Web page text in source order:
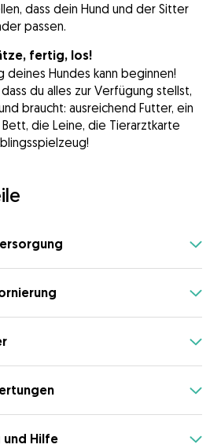
dass dein Hund und der Sitter
passen.
fertig, los!
deines Hundes kann beginnen!
du alles zur Verfügung stellst,
braucht: ausreichend Futter, ein
die Leine, die Tierarztkarte
Hilfe